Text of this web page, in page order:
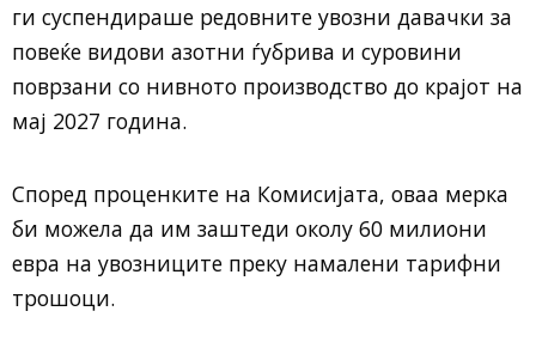
ги суспендираше редовните увозни давачки за
повеќе видови азотни ѓубрива и суровини
поврзани со нивното производство до крајот на
мај 2027 година.
Според проценките на Комисијата, оваа мерка
би можела да им заштеди околу 60 милиони
евра на увозниците преку намалени тарифни
трошоци.